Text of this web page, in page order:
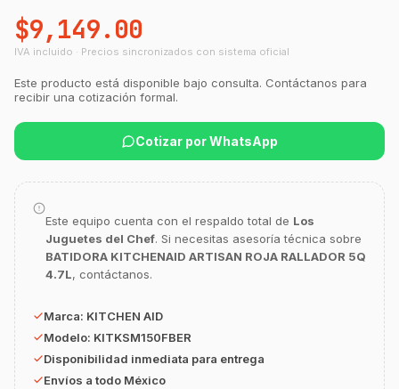
$9,149.00
IVA incluido · Precios sincronizados con sistema oficial
Este producto está disponible bajo consulta. Contáctanos para
recibir una cotización formal.
Cotizar por WhatsApp
Este equipo cuenta con el respaldo total de Los
Juguetes del Chef. Si necesitas asesoría técnica sobre
BATIDORA KITCHENAID ARTISAN ROJA RALLADOR 5Q
4.7L, contáctanos.
Marca: KITCHEN AID
Modelo: KITKSM150FBER
Disponibilidad inmediata para entrega
Envíos a todo México
GastroBot
¡Hola Chef! 🍳 Soy GastroBot, tu asesor
de cocina profesional de GastroArt.
¿En qué te puedo apoyar hoy con tu
Buscar estufas industriales
Métodos de envío y entrega